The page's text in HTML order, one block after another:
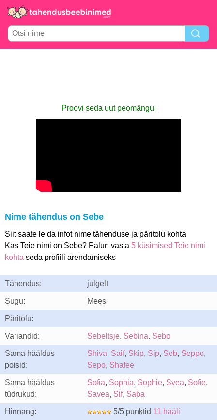
Proovi seda uut peomängu:
Nime tähendus on Sebe
Siit saate leida infot nime tähenduse ja päritolu kohta
Kas Teie nimi on Sebe? Palun vasta 5 küsimised Teie nimi
kohta seda profiili arendamiseks
Tähendus: julgelt
Sugu: Mees
Päritolu:
Variandid: Sebeltsje, Sebina, Sebo
Sama hääldus
poisid:
Shiva, Saif, Skip, Sip, Seb, Seppo,
Sepo, Shafee
Sama hääldus
tüdrukud:
Sofia, Sophia, Sophie, Svea, Sofie,
Savea, Sif, Saba
Hinnang: 5/5 punktid 11 hääli